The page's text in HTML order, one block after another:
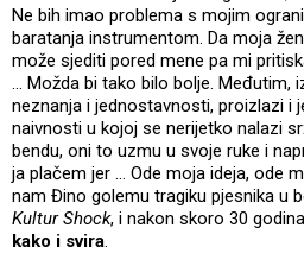
Ne bih imao problema s mojim
baratanja instrumentom. Da moja
može sjediti pored mene pa mi
... Možda bi tako bilo bolje. Međutim,
neznanja i jednostavnosti, proizlazi i
naivnosti u kojoj se nerijetko nalazi
bendu, oni to uzmu u svoje ruke i
ja plačem jer ... Ode moja ideja, ode
nam Đino golemu tragiku pjesnika u
Kultur Shock, i nakon skoro 30
kako i svira.